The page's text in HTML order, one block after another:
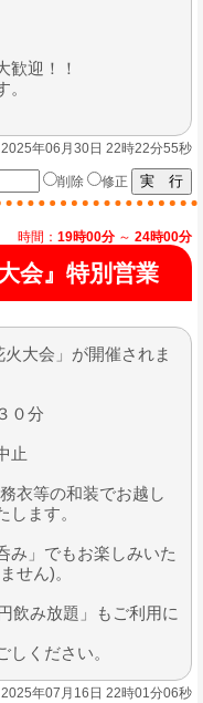
歓迎！！
年06月30日 22時22分55秒
削除 修正
時間： 19時00分 ～ 24時00分
会』特別営業
大会」が開催されま
０分
止
衣等の和装でお越し
ます。
み」でもお楽しみいた
せん)。
飲み放題」もご利用に
ください。
年07月16日 22時01分06秒